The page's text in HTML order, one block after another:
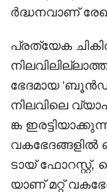
ർദ്ധനവാണ്
പ്രത്യേക
ഭേദമായ
നിലവിലെ
ങ്ക
ടായ് ഫോറസ്റ്റ്,
യാണ് മറ്റ്